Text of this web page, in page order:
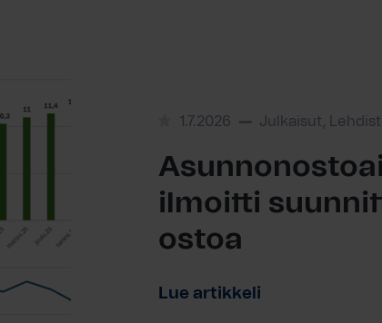
1.7.2026 Julkaisut,
ilmoitti
ostoa
Lue artikkeli